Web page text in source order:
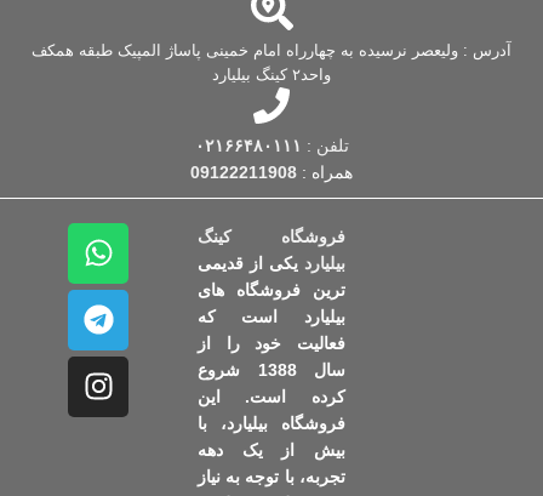
آدرس : ولیعصر نرسیده به چهارراه امام خمینی پاساژ المپیک طبقه همکف
واحد۲ کینگ بیلیارد
تلفن : ۰۲۱۶۶۴۸۰۱۱۱
همراه : 09122211908
فروشگاه کینگ
بیلیارد یکی از قدیمی
ترین فروشگاه های
بیلیارد است که
فعالیت خود را از
سال 1388 شروع
کرده است. این
فروشگاه بیلیارد، با
بیش از یک دهه
تجربه، با توجه به نیاز